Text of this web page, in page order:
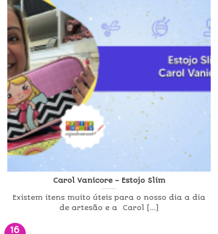
Carol Vanicore – Estojo Slim
Existem itens muito úteis para o nosso dia a dia
de artesão e a Carol [...]
16